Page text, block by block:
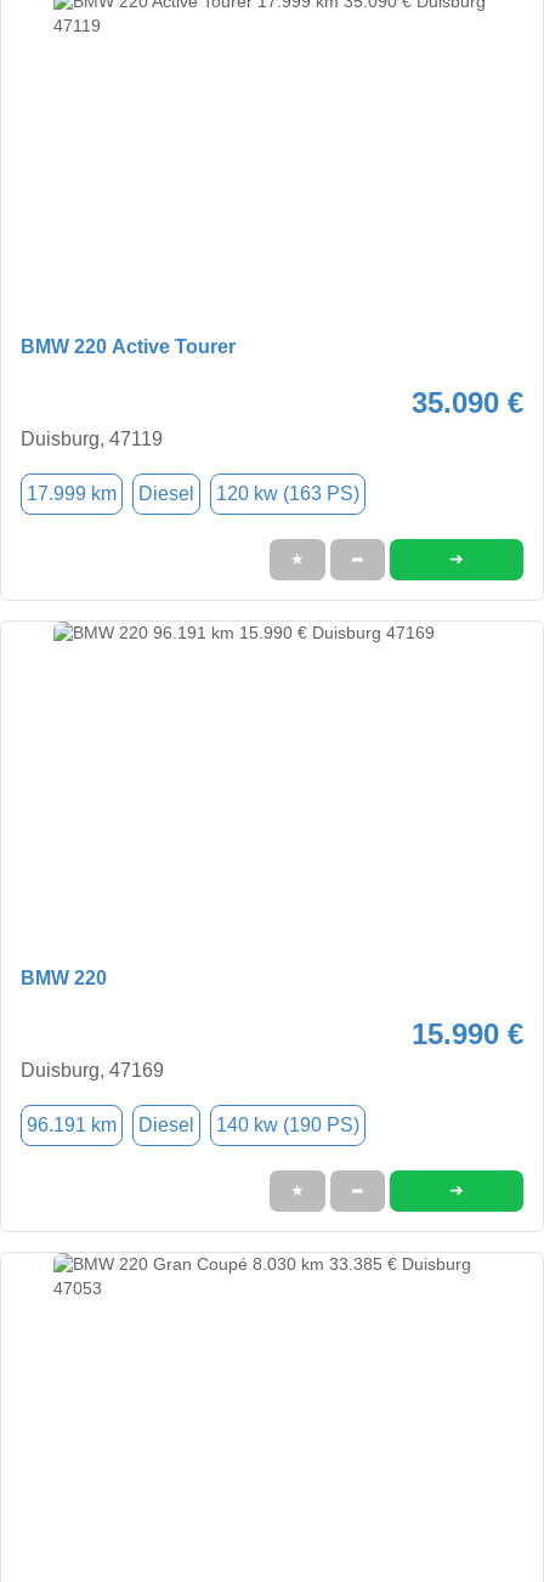
BMW 220 Active Tourer
35.090 €
Duisburg, 47119
17.999 km Diesel 120 kw (163 PS)
★ ➦ ➜
BMW 220
15.990 €
Duisburg, 47169
96.191 km Diesel 140 kw (190 PS)
★ ➦ ➜